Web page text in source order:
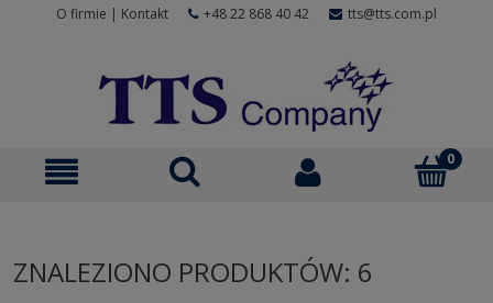
O firmie | Kontakt +48 22 868 40 42 tts@tts.com.pl
ZNALEZIONO PRODUKTÓW: 6